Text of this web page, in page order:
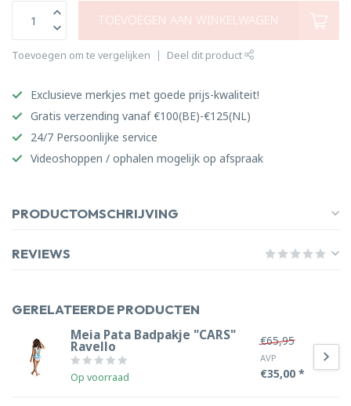
TOEVOEGEN AAN WINKELWAGEN
Toevoegen om te vergelijken Deel dit product
Exclusieve merkjes met goede prijs-kwaliteit!
Gratis verzending vanaf €100(BE)-€125(NL)
24/7 Persoonlijke service
Videoshoppen / ophalen mogelijk op afspraak
PRODUCTOMSCHRIJVING
REVIEWS
GERELATEERDE PRODUCTEN
Meia Pata Badpakje "CARS"
Ravello
Op voorraad
€65,95
AVP
€35,00 *